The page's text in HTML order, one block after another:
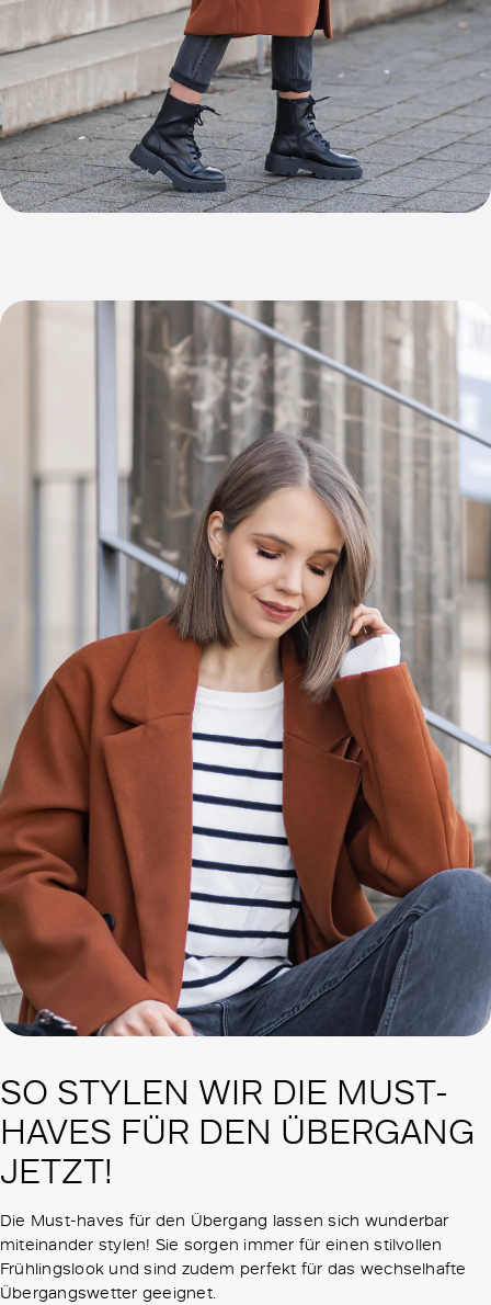
SO STYLEN WIR DIE MUST-
HAVES FÜR DEN ÜBERGANG
JETZT!
Die Must-haves für den Übergang lassen sich wunderbar
miteinander stylen! Sie sorgen immer für einen stilvollen
Frühlingslook und sind zudem perfekt für das wechselhafte
Übergangswetter geeignet.